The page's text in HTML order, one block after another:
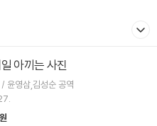
아끼는 사진
윤영삼,김성순 공역
원